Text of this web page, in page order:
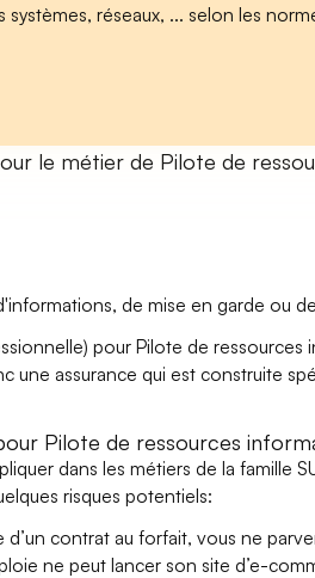
réseaux, ... selon les
le métier de Pilote de
de mise en garde ou
pour Pilote de
une assurance qui est construite
Pilote de ressources
dans les métiers de la famille
risques potentiels:
d’un contrat au forfait, vous ne
ne peut lancer son site d’e-